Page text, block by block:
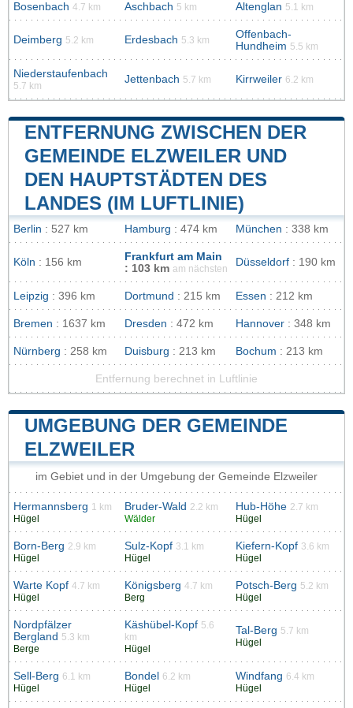
Bosenbach 4.7 km Aschbach 5 km Altenglan 5.1 km
Deimberg 5.2 km Erdesbach 5.3 km
Offenbach-
Hundheim 5.5 km
Niederstaufenbach
5.7 km
Jettenbach 5.7 km Kirrweiler 6.2 km
ENTFERNUNG ZWISCHEN DER
GEMEINDE ELZWEILER UND
DEN HAUPTSTÄDTEN DES
LANDES (IM LUFTLINIE)
Berlin : 527 km Hamburg : 474 km München : 338 km
Köln : 156 km
Frankfurt am Main
: 103 km am nächsten
Düsseldorf : 190 km
Leipzig : 396 km Dortmund : 215 km Essen : 212 km
Bremen : 1637 km Dresden : 472 km Hannover : 348 km
Nürnberg : 258 km Duisburg : 213 km Bochum : 213 km
Entfernung berechnet in Luftlinie
UMGEBUNG DER GEMEINDE
ELZWEILER
im Gebiet und in der Umgebung der Gemeinde Elzweiler
Hermannsberg 1 km
Hügel
Bruder-Wald 2.2 km
Wälder
Hub-Höhe 2.7 km
Hügel
Born-Berg 2.9 km
Hügel
Sulz-Kopf 3.1 km
Hügel
Kiefern-Kopf 3.6 km
Hügel
Warte Kopf 4.7 km
Hügel
Königsberg 4.7 km
Berg
Potsch-Berg 5.2 km
Hügel
Nordpfälzer
Bergland 5.3 km
Berge
Käshübel-Kopf 5.6
km
Hügel
Tal-Berg 5.7 km
Hügel
Sell-Berg 6.1 km
Hügel
Bondel 6.2 km
Hügel
Windfang 6.4 km
Hügel